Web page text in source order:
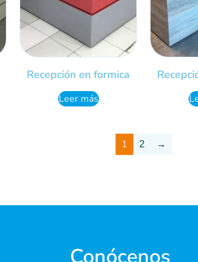
Recepción en formica
Leer más
1 2 →